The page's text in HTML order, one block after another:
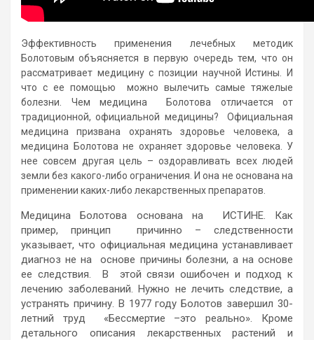
Эффективность применения лечебных методик
Болотовым объясняется в первую очередь тем, что он
рассматривает медицину с позиции научной Истины. И
что с ее помощью можно вылечить самые тяжелые
болезни. Чем медицина Болотова отличается от
традиционной, официальной медицины? Официальная
медицина призвана охранять здоровье человека, а
медицина Болотова не охраняет здоровье человека. У
нее совсем другая цель – оздоравливать всех людей
земли без какого-либо ограничения. И она не основана на
применении каких-либо лекарственных препаратов.
Медицина Болотова основана на ИСТИНЕ. Как
пример, принцип причинно – следственности
указывает, что официальная медицина устанавливает
диагноз не на основе причины болезни, а на основе
ее следствия. В этой связи ошибочен и подход к
лечению заболеваний. Нужно не лечить следствие, а
устранять причину. В 1977 году Болотов завершил 30-
летний труд «Бессмертие –это реально». Кроме
детального описания лекарственных растений и